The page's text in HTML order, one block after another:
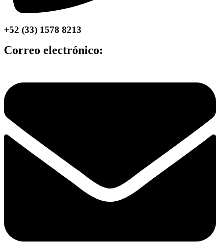
+52 (33) 1578 8213
Correo electrónico: